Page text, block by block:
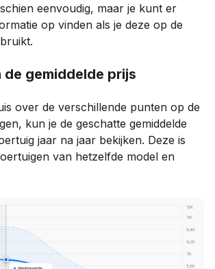
eenvoudig, maar je kunt er
op vinden als je deze op de
de gemiddelde prijs
over de verschillende punten op de
kun je de geschatte gemiddelde
jaar na jaar bekijken. Deze is
van hetzelfde model en